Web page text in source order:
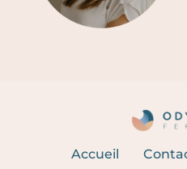
Accueil